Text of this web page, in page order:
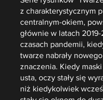
z charakterystycznym
centralnym-okiem,
głównie w latach
czasach pandemii,
twarze nabrały nowego
znaczenia. Kiedy maski
usta, oczy stały się
niż kiedykolwiek